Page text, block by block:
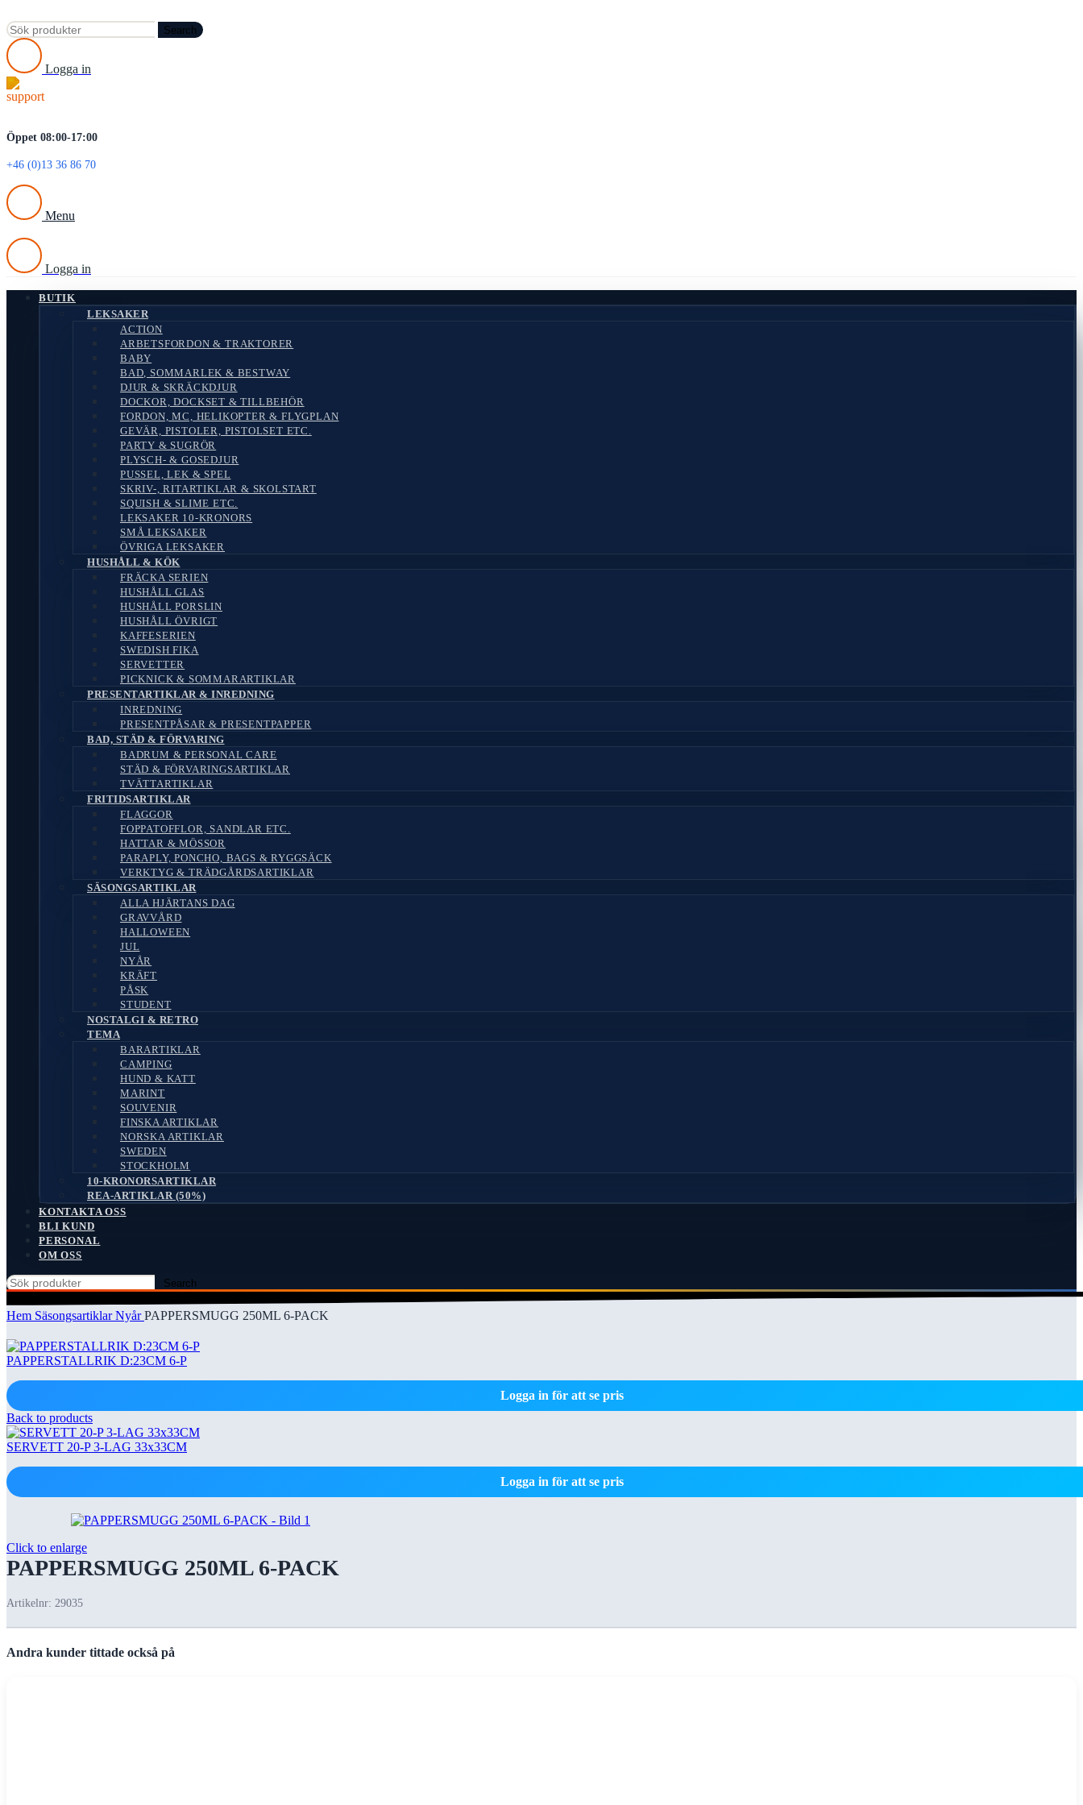
Search
Logga in
Öppet 08:00-17:00
+46 (0)13 36 86 70
Menu
Logga in
BUTIK
LEKSAKER
ACTION
ARBETSFORDON & TRAKTORER
BABY
BAD, SOMMARLEK & BESTWAY
DJUR & SKRÄCKDJUR
DOCKOR, DOCKSET & TILLBEHÖR
FORDON, MC, HELIKOPTER & FLYGPLAN
GEVÄR, PISTOLER, PISTOLSET ETC.
PARTY & SUGRÖR
PLYSCH- & GOSEDJUR
PUSSEL, LEK & SPEL
SKRIV-, RITARTIKLAR & SKOLSTART
SQUISH & SLIME ETC.
LEKSAKER 10-KRONORS
SMÅ LEKSAKER
ÖVRIGA LEKSAKER
HUSHÅLL & KÖK
FRÄCKA SERIEN
HUSHÅLL GLAS
HUSHÅLL PORSLIN
HUSHÅLL ÖVRIGT
KAFFESERIEN
SWEDISH FIKA
SERVETTER
PICKNICK & SOMMARARTIKLAR
PRESENTARTIKLAR & INREDNING
INREDNING
PRESENTPÅSAR & PRESENTPAPPER
BAD, STÄD & FÖRVARING
BADRUM & PERSONAL CARE
STÄD & FÖRVARINGSARTIKLAR
TVÄTTARTIKLAR
FRITIDSARTIKLAR
FLAGGOR
FOPPATOFFLOR, SANDLAR ETC.
HATTAR & MÖSSOR
PARAPLY, PONCHO, BAGS & RYGGSÄCK
VERKTYG & TRÄDGÅRDSARTIKLAR
SÄSONGSARTIKLAR
ALLA HJÄRTANS DAG
GRAVVÅRD
HALLOWEEN
JUL
NYÅR
KRÄFT
PÅSK
STUDENT
NOSTALGI & RETRO
TEMA
BARARTIKLAR
CAMPING
HUND & KATT
MARINT
SOUVENIR
FINSKA ARTIKLAR
NORSKA ARTIKLAR
SWEDEN
STOCKHOLM
10-KRONORSARTIKLAR
REA-ARTIKLAR (50%)
KONTAKTA OSS
BLI KUND
PERSONAL
OM OSS
Search
Hem SäsongsartiklarNyårPAPPERSMUGG 250ML 6-PACK
PAPPERSTALLRIK D:23CM 6-P
Logga in för att se pris
Back to products
SERVETT 20-P 3-LAG 33x33CM
Logga in för att se pris
Click to enlarge
PAPPERSMUGG 250ML 6-PACK
Artikelnr: 29035
Andra kunder tittade också på